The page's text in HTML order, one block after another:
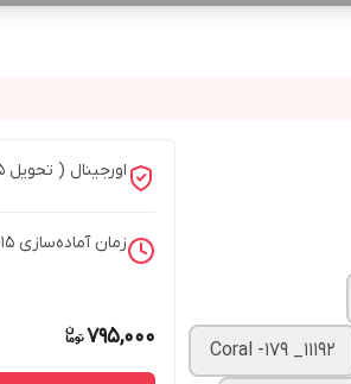
11192_ Coral -179
اورجینال ( تحویل ۱5 روز کاری )
زمان آماده‌سازی 15
795,000